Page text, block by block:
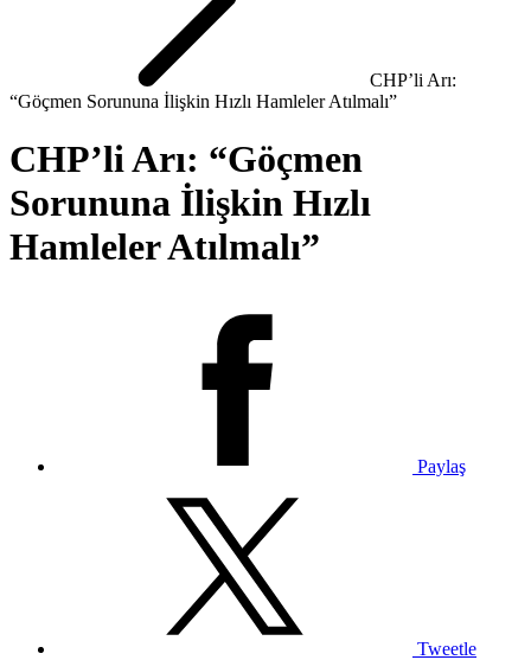
CHP’li Arı:
“Göçmen Sorununa İlişkin Hızlı Hamleler Atılmalı”
CHP’li Arı: “Göçmen
Sorununa İlişkin Hızlı
Hamleler Atılmalı”
Paylaş
Tweetle